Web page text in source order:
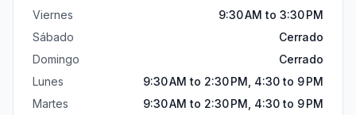
Viernes
9:30 AM to 3:30 PM
Sábado
Cerrado
Domingo
Cerrado
Lunes
9:30 AM to 2:30 PM, 4:30 to 9 PM
Martes
9:30 AM to 2:30 PM, 4:30 to 9 PM